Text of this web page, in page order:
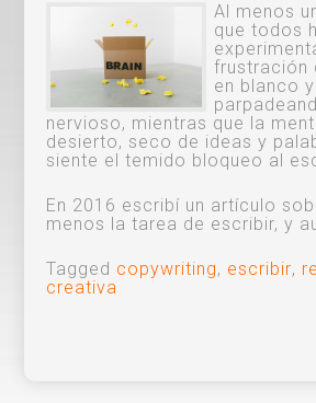
Al menos
que todos
frustración
en blanco
nervioso, mientras que la
desierto, seco de ideas y
siente el temido bloqueo al
En 2016 escribí un artículo
menos la tarea de escribir, y
Tagged copywriting, escribir,
creativa